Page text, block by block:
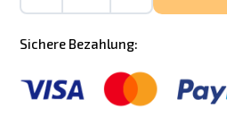
Sichere Bezahlung: